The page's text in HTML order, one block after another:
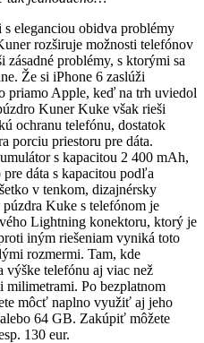
eleganciou obidva problémy
rozširuje možnosti telefónov
zásadné problémy, s ktorými sa
Že si iPhone 6 zaslúži
priamo Apple, keď na trh uviedol
Kuner Kuke však rieši
ochranu telefónu, dostatok
porciu priestoru pre dáta.
s kapacitou 2 400 mAh,
dáta s kapacitou podľa
v tenkom, dizajnérsky
Kuke s telefónom je
Lightning konektoru, ktorý je
iným riešeniam vyniká toto
rozmermi. Tam, kde
výške telefónu aj viac než
milimetrami. Po bezplatnom
môcť naplno využiť aj jeho
64 GB. Zakúpiť môžete
130 eur.